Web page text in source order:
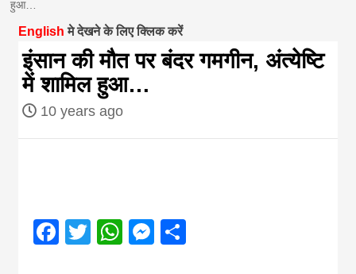
magazine of
Nepal brings
news in hindi
हुआ…
English मे देखने के लिए क्लिक करें
इंसान की मौत पर बंदर गमगीन, अंत्येष्टि
में शामिल हुआ…
10 years ago
Facebook
Twitter
WhatsApp
Messenger